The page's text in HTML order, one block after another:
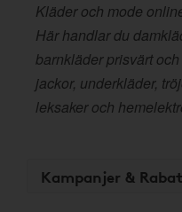
Kläder och mode
Här handlar du
barnkläder prisvärt
jackor, underkläder,
leksaker och
Kampanjer &